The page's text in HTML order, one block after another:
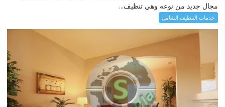
مجال جديد من نوعه وهي تنظيف...
خدمات التنظيف الشامل